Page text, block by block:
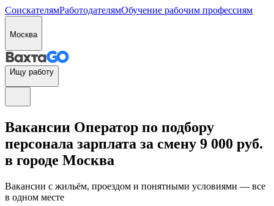
СоискателямРаботодателямОбучение рабочим профессиям
Москва
Ищу работу
Вакансии Оператор по подбору
персонала зарплата за смену 9 000 руб.
в городе Москва
Вакансии с жильём, проездом и понятными условиями — все
в одном месте